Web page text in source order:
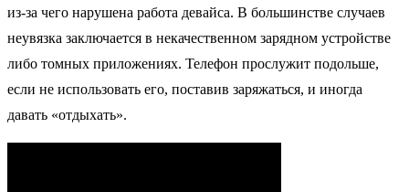
из-за чего нарушена работа девайса. В большинстве случаев
неувязка заключается в некачественном зарядном устройстве
либо томных приложениях. Телефон прослужит подольше,
если не использовать его, поставив заряжаться, и иногда
давать «отдыхать».